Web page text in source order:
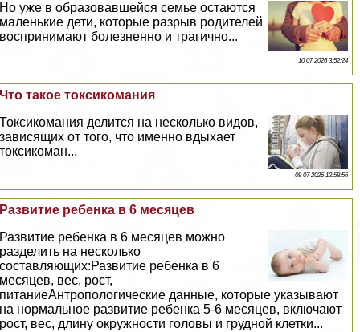
Но уже в образовавшейся семье остаются
маленькие дети, которые разрыв родителей
воспринимают болезненно и трагично...
10 07 2026 3:52:24
Что такое токсикомания
Токсикомания делится на несколько видов,
зависящих от того, что именно вдыхает
токсикоман...
09 07 2026 12:58:56
Развитие ребенка в 6 месяцев
Развитие ребенка в 6 месяцев можно
разделить на несколько
составляющих:Развитие ребенка в 6
месяцев, вес, рост,
питаниеАнтропологические данные, которые указывают
на нормальное развитие ребенка 5-6 месяцев, включают
рост, вес, длину окружности головы и грудной клетки...